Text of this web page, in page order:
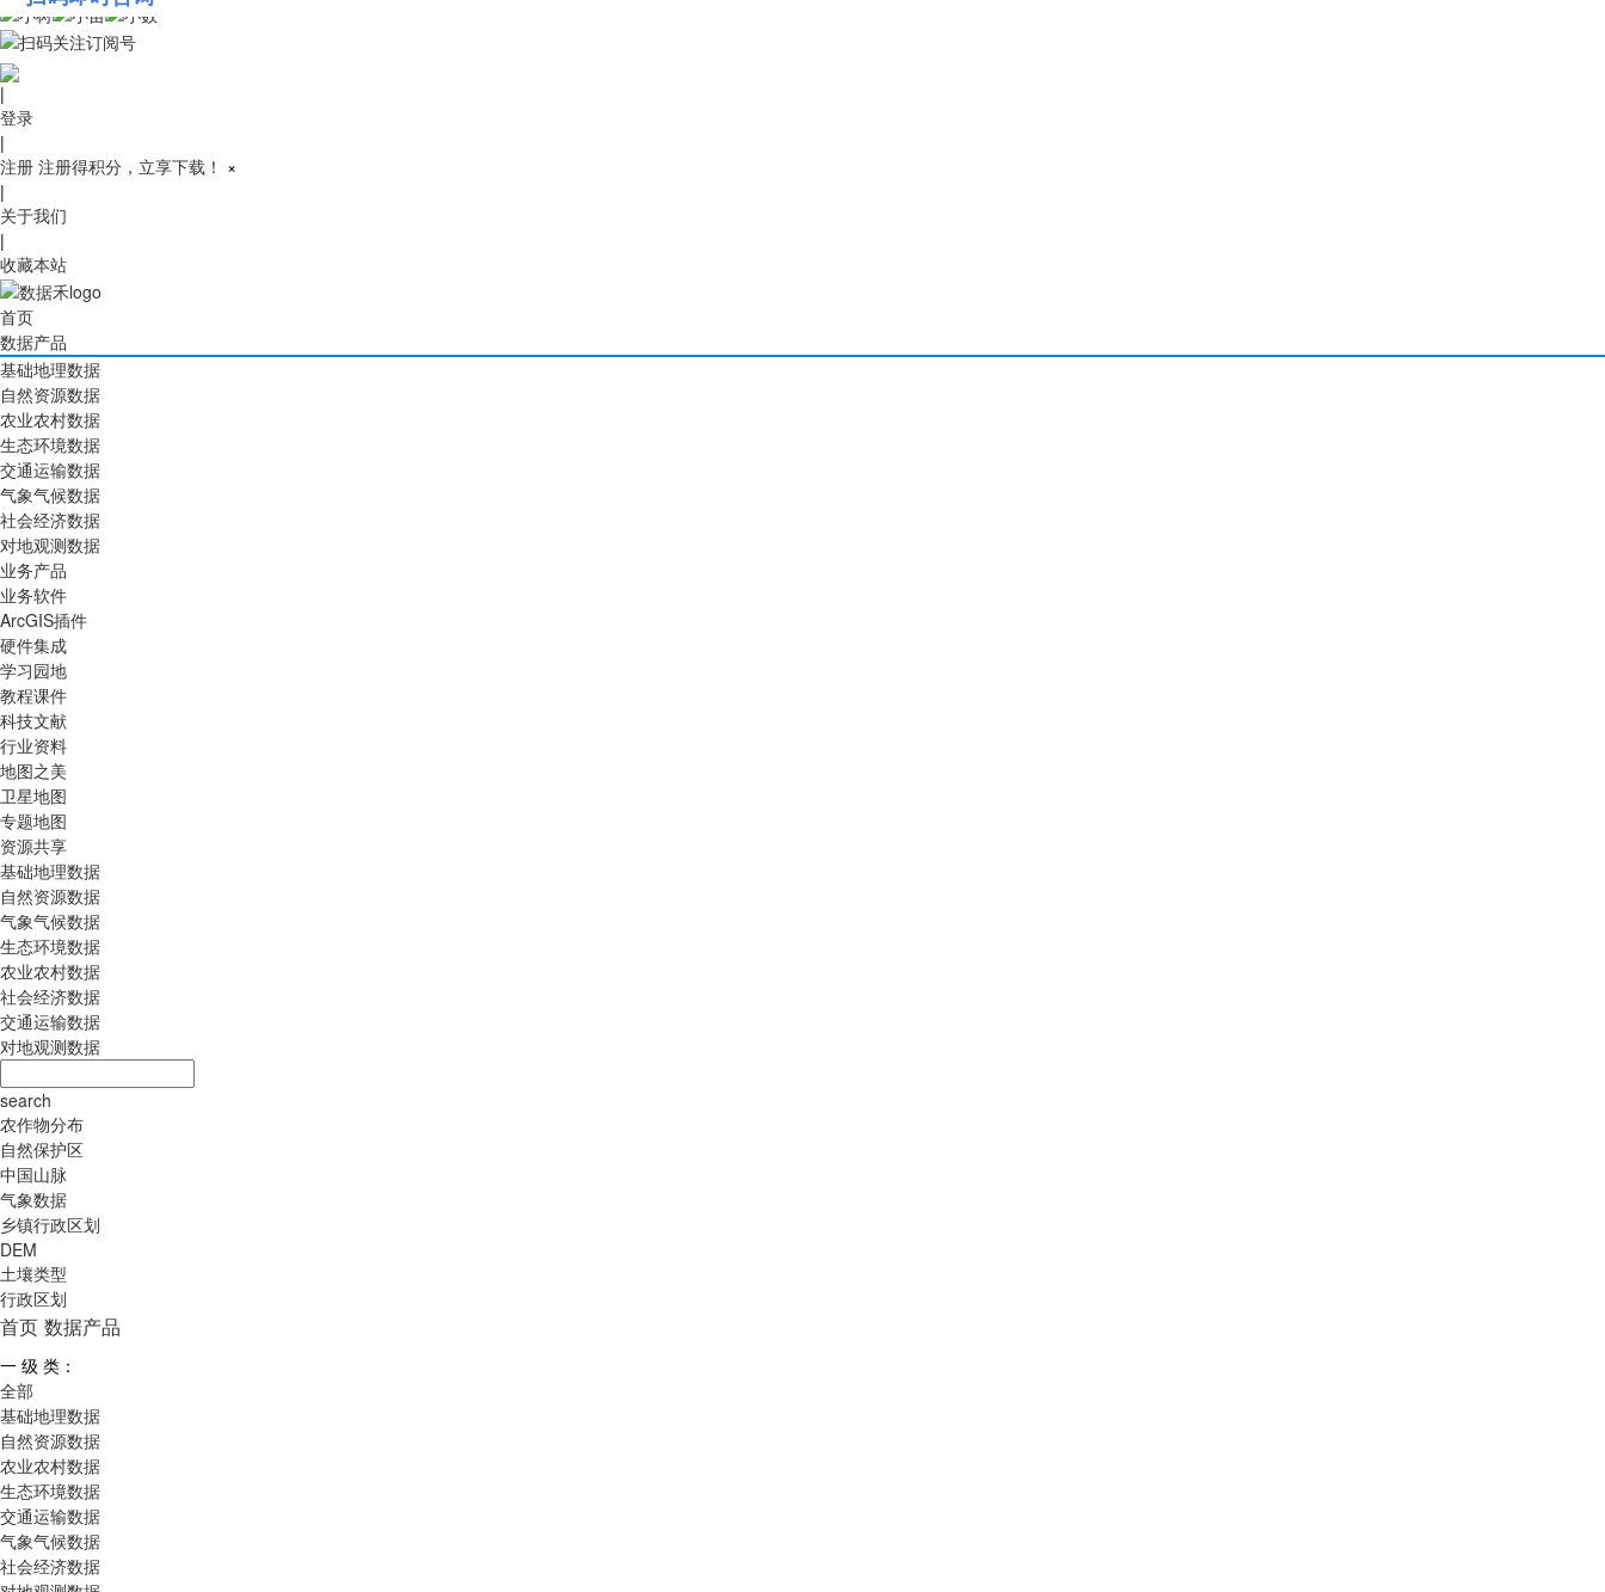
010-53689091
|
登录
|
注册 注册得积分，立享下载！ ×
|
关于我们
|
收藏本站
首页
数据产品
基础地理数据
自然资源数据
农业农村数据
生态环境数据
交通运输数据
气象气候数据
社会经济数据
对地观测数据
业务产品
业务软件
ArcGIS插件
硬件集成
学习园地
教程课件
科技文献
行业资料
地图之美
卫星地图
专题地图
资源共享
基础地理数据
自然资源数据
气象气候数据
生态环境数据
农业农村数据
社会经济数据
交通运输数据
对地观测数据
search
农作物分布
自然保护区
中国山脉
气象数据
乡镇行政区划
DEM
土壤类型
行政区划
首页 数据产品
一 级 类：
全部
基础地理数据
自然资源数据
农业农村数据
生态环境数据
交通运输数据
气象气候数据
社会经济数据